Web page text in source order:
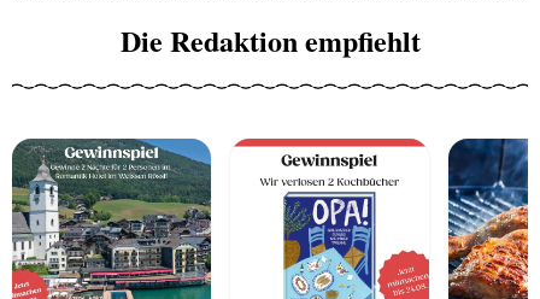
Die Redaktion empfiehlt